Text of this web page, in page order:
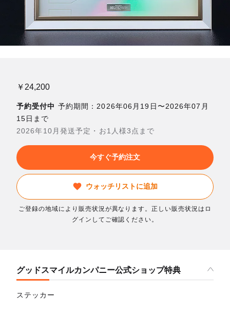
￥24,200
予約受付中 予約期間：2026年06月19日〜2026年07月
15日まで
2026年10月発送予定・お1人様3点まで
今すぐ予約注文
ウォッチリストに追加
ご登録の地域により販売状況が異なります。正しい販売状況はロ
グインしてご確認ください。
グッドスマイルカンパニー公式ショップ特典
ステッカー